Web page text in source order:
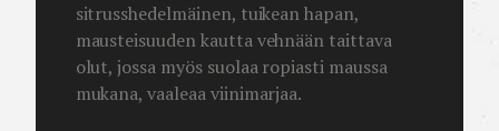
sitrusshedelmäinen, tuikean hapan,
mausteisuuden kautta vehnään taittava
olut, jossa myös suolaa ropiasti maussa
mukana, vaaleaa viinimarjaa.